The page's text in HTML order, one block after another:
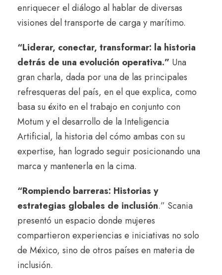
enriquecer el diálogo al hablar de diversas
visiones del transporte de carga y marítimo.
“Liderar, conectar, transformar: la historia
detrás de una evolución operativa.” Una
gran charla, dada por una de las principales
refresqueras del país, en el que explica, como
basa su éxito en el trabajo en conjunto con
Motum y el desarrollo de la Inteligencia
Artificial, la historia del cómo ambas con su
expertise, han logrado seguir posicionando una
marca y mantenerla en la cima.
“Rompiendo barreras: Historias y
estrategias globales de inclusión.” Scania
presentó un espacio donde mujeres
compartieron experiencias e iniciativas no solo
de México, sino de otros países en materia de
inclusión.